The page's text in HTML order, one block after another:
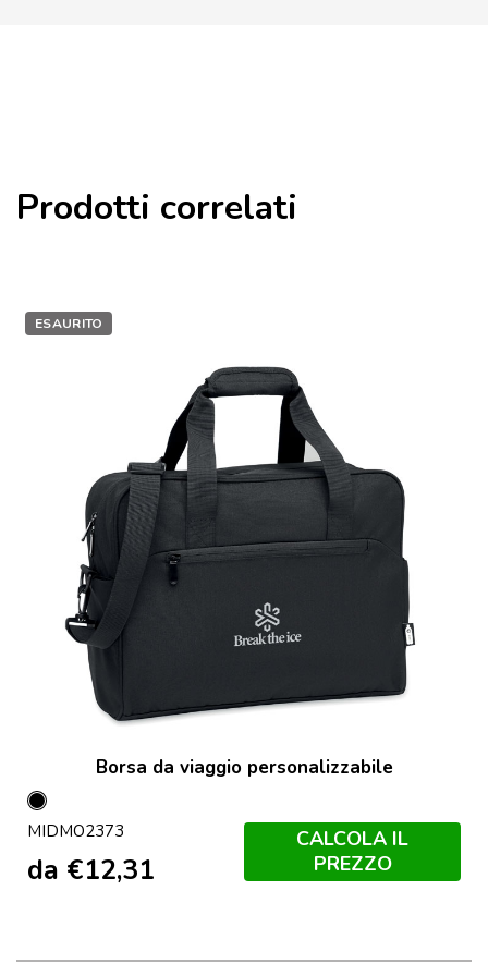
Prodotti correlati
ESAURITO
Borsa da viaggio personalizzabile
Nero
MIDMO2373
da €12,31
CALCOLA IL
PREZZO